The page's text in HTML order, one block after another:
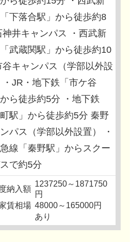
下落合駅」から徒歩約8
神井キャンパス ・西武新
武蔵関駅」から徒歩約10
谷キャンパス（学部以外設
・JR・地下鉄「市ケ谷
ら徒歩約5分 ・地下鉄
町駅」から徒歩約5分 秦野
パス（学部以外設置） ・
線「秦野駅」からスクー
で約5分
納入額
1237250～1871750
円
賃相場 48000～165000円
あり